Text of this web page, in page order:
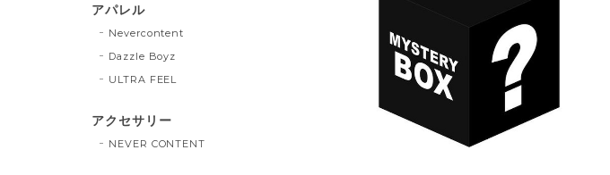
アパレル
Nevercontent
Dazzle Boyz
ULTRA FEEL
アクセサリー
NEVER CONTENT